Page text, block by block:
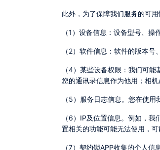
此外，为了保障我们服务的可
（1）设备信息：设备型号
（2）软件信息：软件的版
（4）某些设备权限：我们可能基于您的允许获得某些设备权限，包括通讯录权限，用于您在签署时便于选择通讯录的联系人作为签署方，并发送相关的签署通知。我们不会保存
您的通讯录信息作为他用；相
（5）服务日志信息。您在
（6）IP及位置信息。例如，我们可能会通过IP地址、GPS、WiFi或基站等途径获取您的地理位置信息。您可以选择开启或关闭地理位置信息的授权，如您关闭授权的，与地理位
置相关的功能可能无法使用，可
（7）契约锁APP收集的个人